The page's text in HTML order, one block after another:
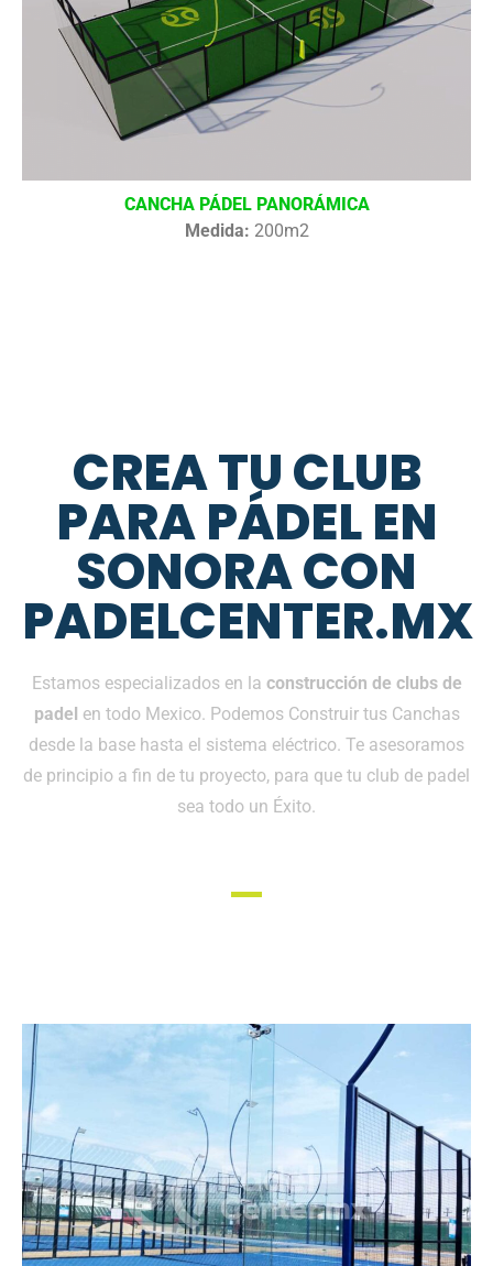
CANCHA PÁDEL PANORÁMICA
Medida: 200m2
CREA TU CLUB
PARA PÁDEL EN
SONORA CON
PADELCENTER.MX
Estamos especializados en la construcción de clubs de
padel en todo Mexico. Podemos Construir tus Canchas
desde la base hasta el sistema eléctrico. Te asesoramos
de principio a fin de tu proyecto, para que tu club de padel
sea todo un Éxito.